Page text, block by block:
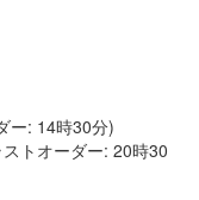
: 14時30分)
トオーダー: 20時30